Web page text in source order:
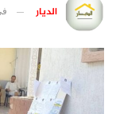
الديار